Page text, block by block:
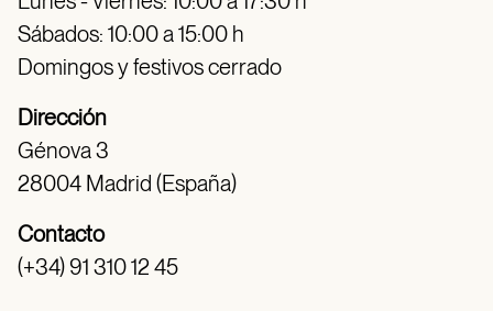
Sábados: 10:00 a 15:00 h
Domingos y festivos cerrado
Dirección
Génova 3
28004 Madrid (España)
Contacto
(+34) 91 310 12 45